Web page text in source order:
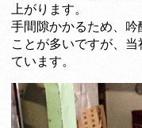
上がります。
手間隙かかるため、
ことが多いですが、
ています。